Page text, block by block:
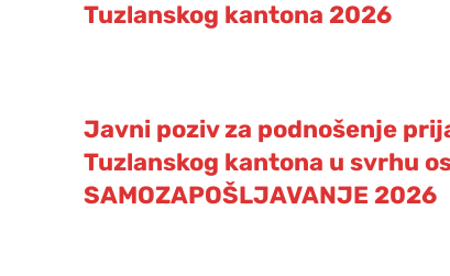
Tuzlanskog kantona 2026
Javni poziv za podnošenje
Tuzlanskog kantona u svrhu
SAMOZAPOŠLJAVANJE 2026